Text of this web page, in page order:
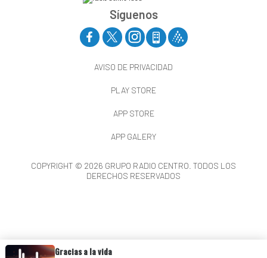
Síguenos
AVISO DE PRIVACIDAD
PLAY STORE
APP STORE
APP GALERY
COPYRIGHT © 2026 GRUPO RADIO CENTRO. TODOS LOS
DERECHOS RESERVADOS
Gracias a la vida